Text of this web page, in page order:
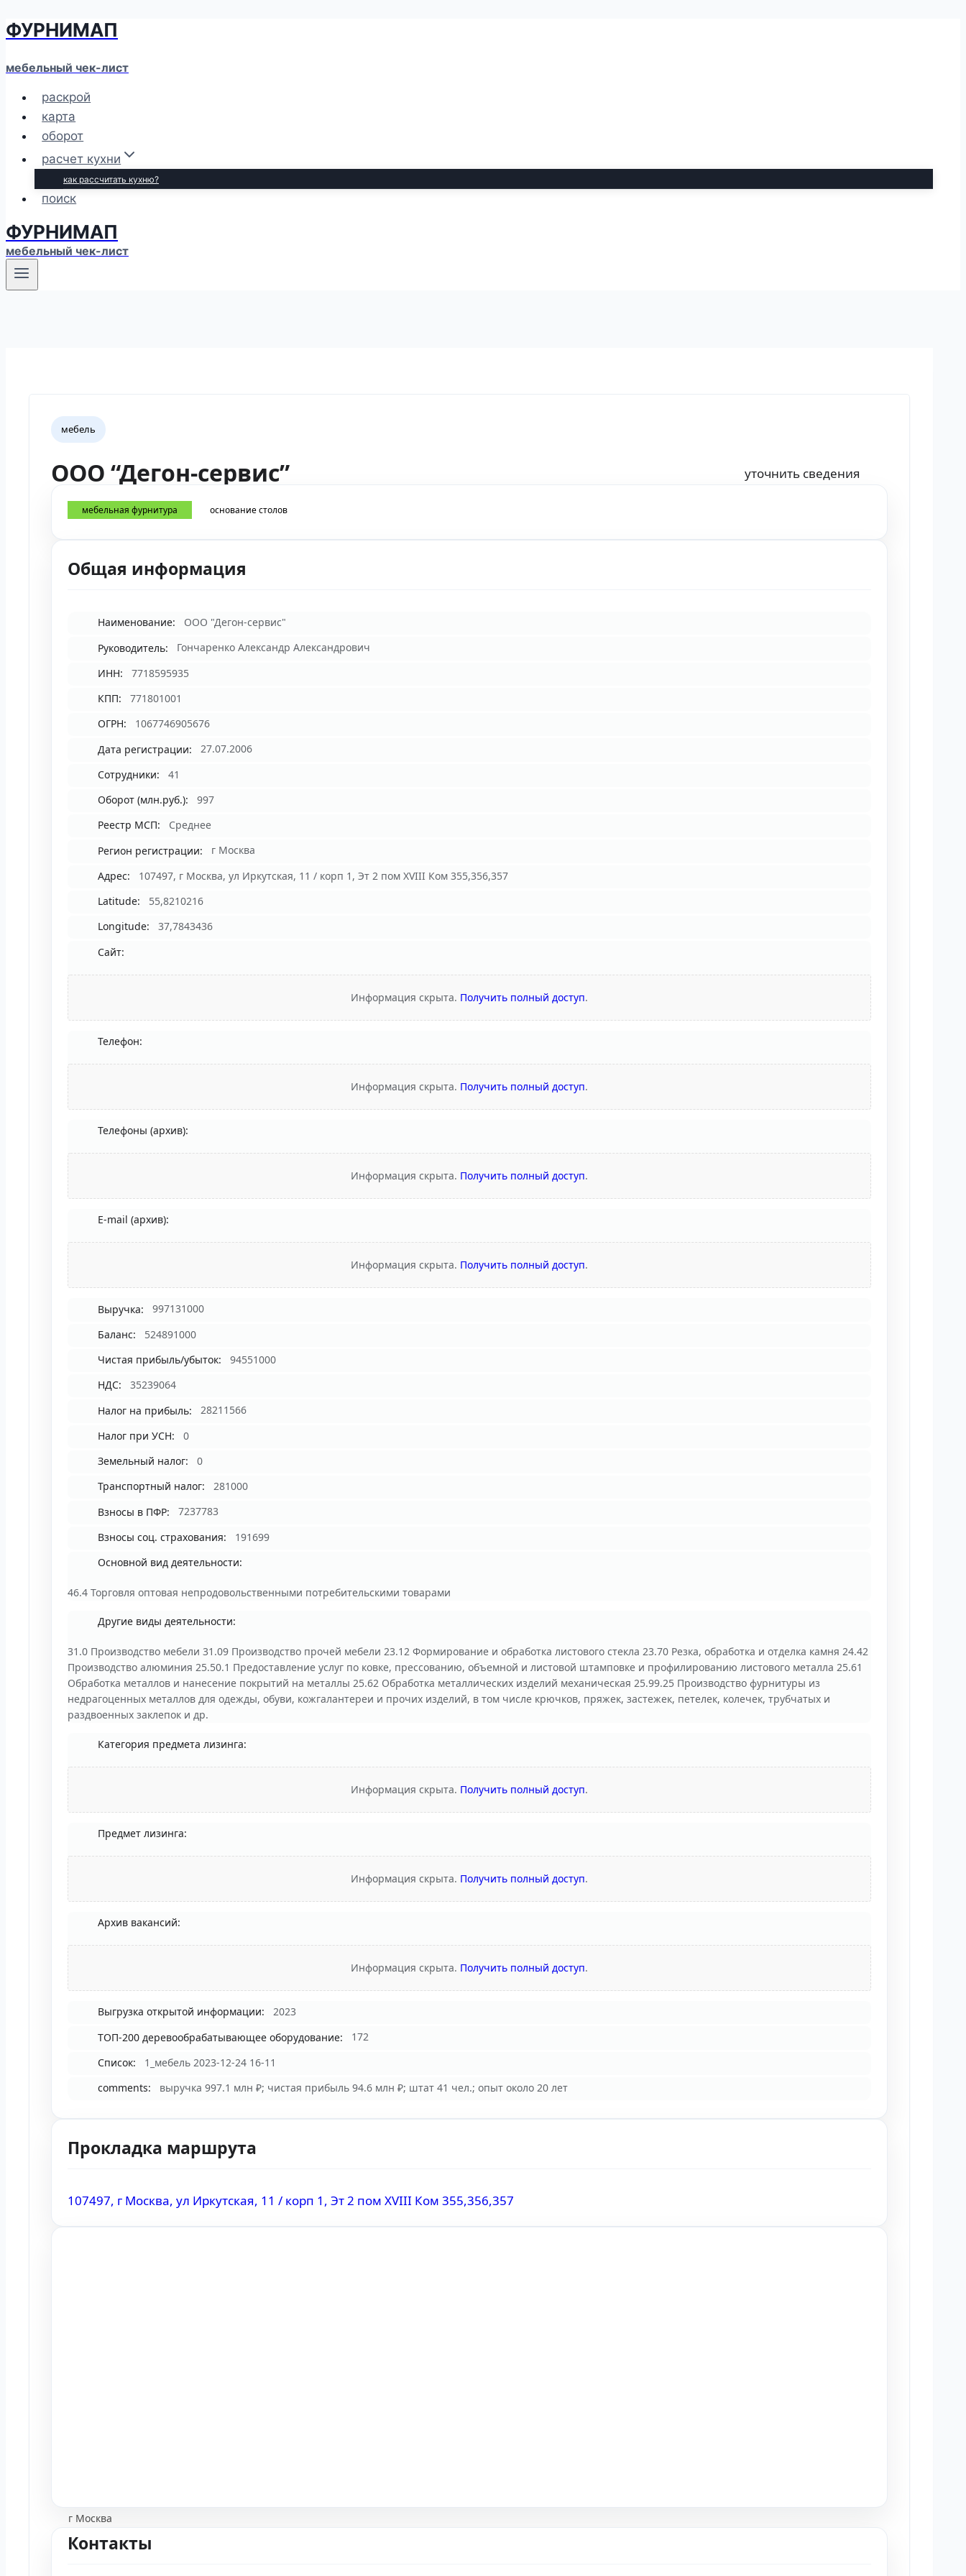
Перейти
содержимому
ФУРНИМАП
мебельный чек-лист
раскрой
карта
оборот
расчет кухни
как рассчитать кухню?
поиск
ФУРНИМАП
мебельный чек-лист
мебель
ООО “Дегон-сервис” уточнить сведения
мебельная фурнитура основание столов
Общая информация
Наименование:
ООО "Дегон-сервис"
Руководитель:
Гончаренко Александр Александрович
ИНН:
7718595935
КПП:
771801001
ОГРН:
1067746905676
Дата регистрации:
27.07.2006
Сотрудники:
41
Оборот (млн.руб.):
997
Реестр МСП:
Среднее
Регион регистрации:
г Москва
Адрес:
107497, г Москва, ул Иркутская, 11 / корп 1, Эт 2 пом XVIII Ком 355,356,357
Latitude:
55,8210216
Longitude:
37,7843436
Сайт:
Информация скрыта. Получить полный доступ.
Телефон:
Информация скрыта. Получить полный доступ.
Телефоны (архив):
Информация скрыта. Получить полный доступ.
E-mail (архив):
Информация скрыта. Получить полный доступ.
Выручка:
997131000
Баланс:
524891000
Чистая прибыль/убыток:
94551000
НДС:
35239064
Налог на прибыль:
28211566
Налог при УСН:
0
Земельный налог:
0
Транспортный налог:
281000
Взносы в ПФР:
7237783
Взносы соц. страхования:
191699
Основной вид деятельности:
46.4 Торговля оптовая непродовольственными потребительскими товарами
Другие виды деятельности:
31.0 Производство мебели 31.09 Производство прочей мебели 23.12 Формирование и обработка листового стекла 23.70 Резка, обработка и отделка камня 24.42
Производство алюминия 25.50.1 Предоставление услуг по ковке, прессованию, объемной и листовой штамповке и профилированию листового металла 25.61
Обработка металлов и нанесение покрытий на металлы 25.62 Обработка металлических изделий механическая 25.99.25 Производство фурнитуры из
недрагоценных металлов для одежды, обуви, кожгалантереи и прочих изделий, в том числе крючков, пряжек, застежек, петелек, колечек, трубчатых и
раздвоенных заклепок и др.
Категория предмета лизинга:
Информация скрыта. Получить полный доступ.
Предмет лизинга:
Информация скрыта. Получить полный доступ.
Архив вакансий:
Информация скрыта. Получить полный доступ.
Выгрузка открытой информации:
2023
ТОП-200 деревообрабатывающее оборудование:
172
Список:
1_мебель 2023-12-24 16-11
comments:
выручка 997.1 млн ₽; чистая прибыль 94.6 млн ₽; штат 41 чел.; опыт около 20 лет
Прокладка маршрута
107497, г Москва, ул Иркутская, 11 / корп 1, Эт 2 пом XVIII Ком 355,356,357
г Москва
Контакты